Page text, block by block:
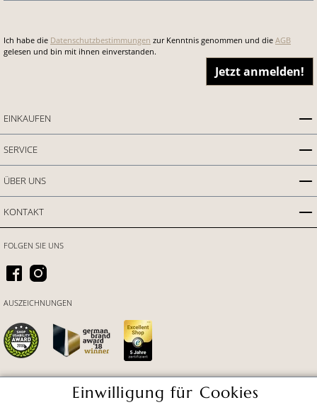
Ich habe die Datenschutzbestimmungen zur Kenntnis genommen und die AGB
gelesen und bin mit ihnen einverstanden.
Jetzt anmelden!
EINKAUFEN
SERVICE
ÜBER UNS
KONTAKT
FOLGEN SIE UNS
AUSZEICHNUNGEN
Einwilligung für Cookies